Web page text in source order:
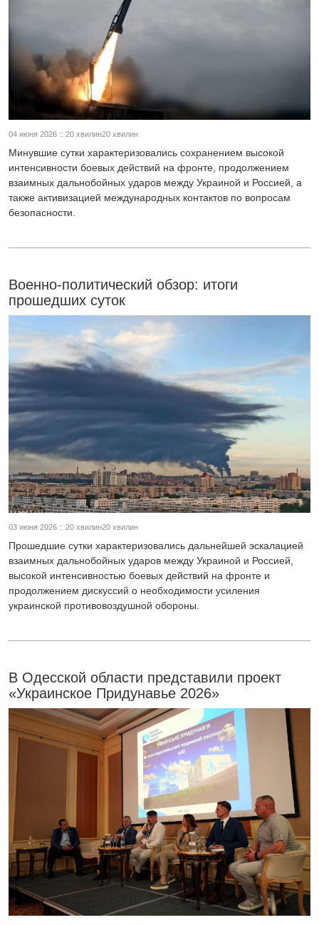
04 июня 2026 :: 20 хвилин20 хвилин
Минувшие сутки характеризовались сохранением высокой
интенсивности боевых действий на фронте, продолжением
взаимных дальнобойных ударов между Украиной и Россией, а
также активизацией международных контактов по вопросам
безопасности.
Военно-политический обзор: итоги
прошедших суток
03 июня 2026 :: 20 хвилин20 хвилин
Прошедшие сутки характеризовались дальнейшей эскалацией
взаимных дальнобойных ударов между Украиной и Россией,
высокой интенсивностью боевых действий на фронте и
продолжением дискуссий о необходимости усиления
украинской противовоздушной обороны.
В Одесской области представили проект
«Украинское Придунавье 2026»